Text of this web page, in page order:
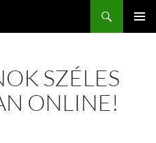
SZÉLES
ONLINE!